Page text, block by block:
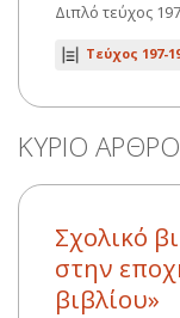
Διπλό τεύχος
Τεύχος 197-
ΚΥΡΙΟ ΑΡΘΡΟ
Σχολικό
στην
βιβλίου»